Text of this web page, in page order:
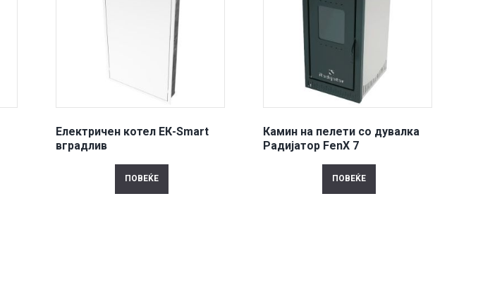
Електричен котел ЕК-Smart
вградлив
ПОВЕЌЕ
Камин на пелети со дувалка
Радијатор FenX 7
ПОВЕЌЕ